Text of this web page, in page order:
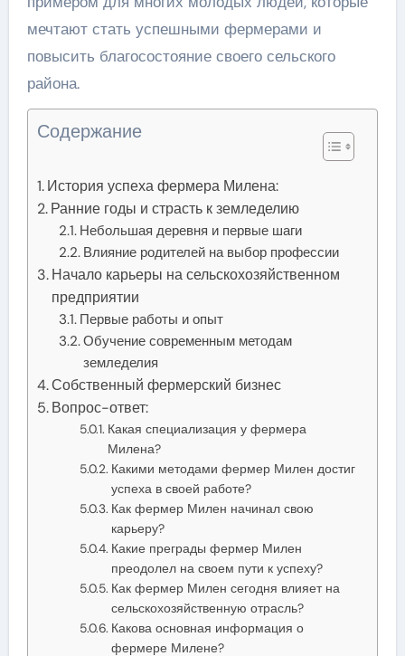
мечтают стать успешными фермерами и
повысить благосостояние своего сельского
района.
Содержание
История успеха фермера Милена:
Ранние годы и страсть к земледелию
Небольшая деревня и первые шаги
Влияние родителей на выбор профессии
Начало карьеры на сельскохозяйственном
предприятии
Первые работы и опыт
Обучение современным методам
земледелия
Собственный фермерский бизнес
Вопрос-ответ:
Какая специализация у фермера
Милена?
Какими методами фермер Милен достиг
успеха в своей работе?
Как фермер Милен начинал свою
карьеру?
Какие преграды фермер Милен
преодолел на своем пути к успеху?
Как фермер Милен сегодня влияет на
сельскохозяйственную отрасль?
Какова основная информация о
фермере Милене?